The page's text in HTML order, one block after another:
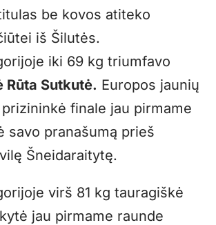
be kovos atiteko
iš Šilutės.
iki 69 kg triumfavo
Rūta Sutkutė. Europos jaunių
finale jau pirmame
savo pranašumą prieš
Šneidaraitytę.
virš 81 kg tauragiškė
jau pirmame raunde